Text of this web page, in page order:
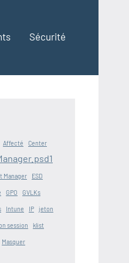
Sécurité
Affecté Center
Manager ESD
GPO GVLKs
Intune IP jeton
session klist
Masquer